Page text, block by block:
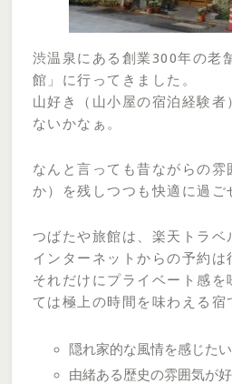
渋温泉にある創業300年の老
館」に行ってきました。
山好き（山小屋の宿泊経験者
ないかなぁ。
なんと言っても昔ながらの雰
か）を残しつつも快適に過ご
つばたや旅館は、楽天トラ
インターネットからの予約は
それだけにプライベート感を
ては極上の時間を味わえる宿
隠れ家的な風情を感じたい
由緒ある歴史の雰囲気が